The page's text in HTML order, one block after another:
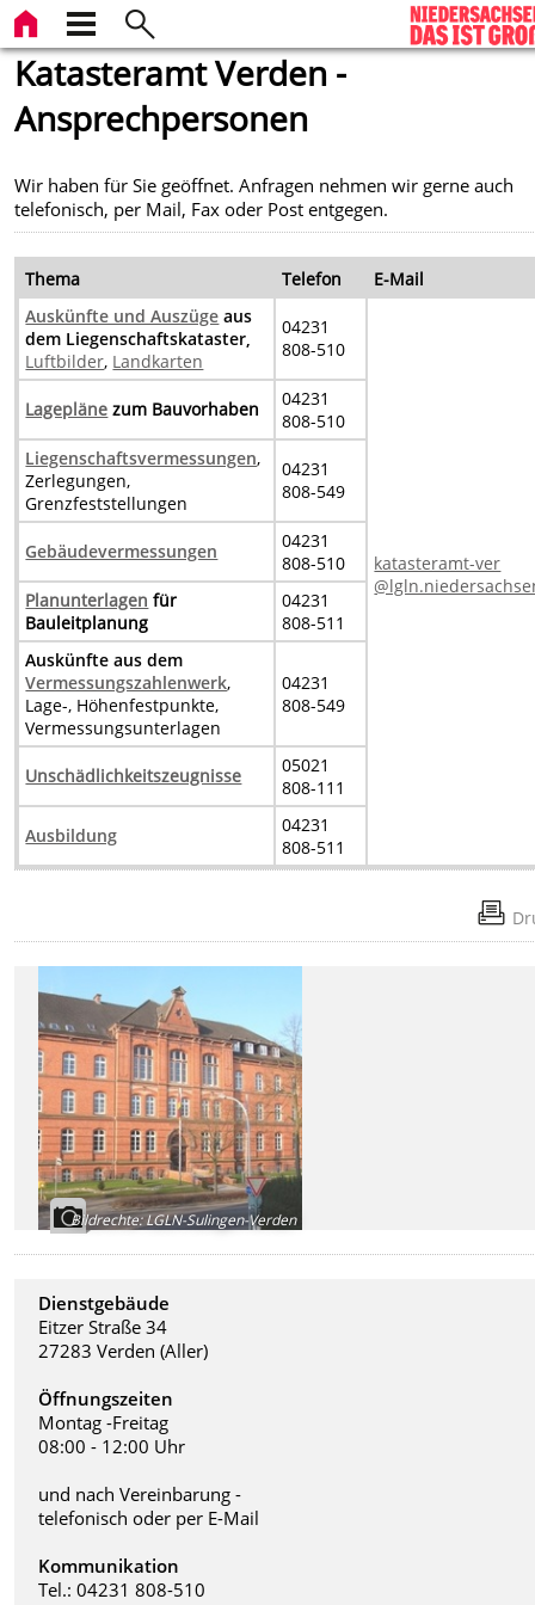
Katasteramt Verden -
Ansprechpersonen
Wir haben für Sie geöffnet. Anfragen nehmen wir gerne auch
telefonisch, per Mail, Fax oder Post entgegen.
Thema Telefon
E-Mail
Auskünfte und Auszüge aus
dem Liegenschaftskataster,
Luftbilder, Landkarten
04231
808-510
katasteramt-ver
Lagepläne zum Bauvorhaben
04231
808-510
Liegenschaftsvermessungen,
Zerlegungen,
Grenzfeststellungen
04231
808-549
Gebäudevermessungen
04231
808-510
Planunterlagen für
Bauleitplanung
04231
808-511
Auskünfte aus dem
Vermessungszahlenwerk,
Lage-, Höhenfestpunkte,
Vermessungsunterlagen
04231
808-549
Unschädlichkeitszeugnisse
05021
808-111
Ausbildung
04231
808-511
Bildrechte:LGLN-Sulingen-Verden
Dienstgebäude
Eitzer Straße 34
27283 Verden (Aller)
Öffnungszeiten
Montag -Freitag
08:00 - 12:00 Uhr
und nach Vereinbarung -
telefonisch oder per E-Mail
Kommunikation
Tel.: 04231 808-510